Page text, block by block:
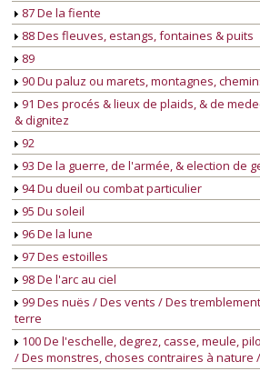
87 De la fiente
88 Des fleuves, estangs, fontaines & puits
89
90 Du paluz ou marets, montagnes,
91 Des procés & lieux de plaids, & de
& dignitez
92
93 De la guerre, de l'armée, & election de
94 Du dueil ou combat particulier
95 Du soleil
96 De la lune
97 Des estoilles
98 De l'arc au ciel
99 Des nuës / Des vents / Des
terre
100 De l'eschelle, degrez, casse, meule,
/ Des monstres, choses contraires à nature